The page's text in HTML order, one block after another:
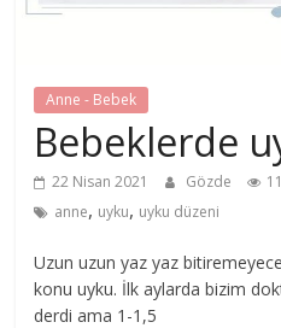
Anne - Bebek
Bebeklerde
22 Nisan 2021 Gözde
anne, uyku, uyku düzeni
Uzun uzun yaz yaz
konu uyku. İlk aylarda bizim
derdi ama 1-1,5